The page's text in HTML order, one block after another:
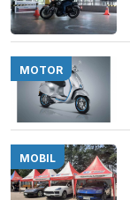
MOTOR
MOBIL